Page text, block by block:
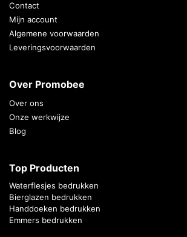
Contact
Mijn account
Algemene voorwaarden
Leveringsvoorwaarden
Over Promobee
Over ons
Onze werkwijze
Blog
Top Producten
Waterflesjes bedrukken
Bierglazen bedrukken
Handdoeken bedrukken
Emmers bedrukken